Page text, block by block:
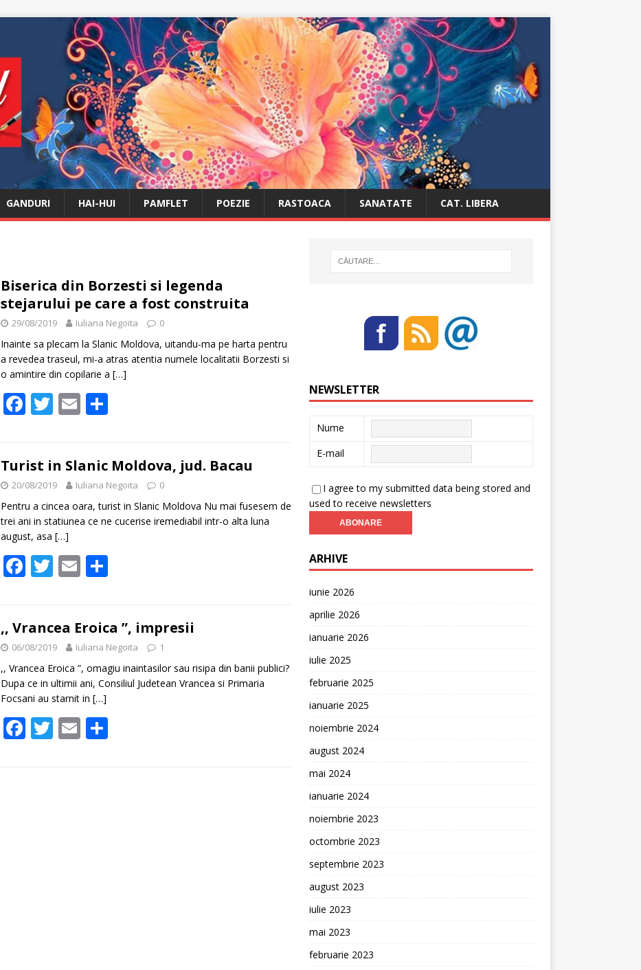
GANDURI HAI-HUI PAMFLET POEZIE RASTOACA SANATATE CAT. LIBERA
Biserica din Borzesti si legenda
stejarului pe care a fost construita
29/08/2019 Iuliana Negoita 0
Inainte sa plecam la Slanic Moldova, uitandu-ma pe harta pentru
a revedea traseul, mi-a atras atentia numele localitatii Borzesti si
o amintire din copilarie a […]
F
ac
b
o
o
k
T
w
er
E
m
l je
az
ă
Turist in Slanic Moldova, jud. Bacau
20/08/2019 Iuliana Negoita 0
Pentru a cincea oara, turist in Slanic Moldova Nu mai fusesem de
trei ani in statiunea ce ne cucerise iremediabil intr-o alta luna
august, asa […]
F
ac
b
o
o
k
T
w
er
E
m
l je
az
ă
,, Vrancea Eroica ”, impresii
06/08/2019 Iuliana Negoita 1
,, Vrancea Eroica ”, omagiu inaintasilor sau risipa din banii publici?
Dupa ce in ultimii ani, Consiliul Judetean Vrancea si Primaria
Focsani au starnit in […]
F
ac
T
w
E
m
NEWSLETTER
Nume
E-mail
I agree to my submitted data being stored and
used to receive newsletters
ARHIVE
iunie 2026
aprilie 2026
ianuarie 2026
iulie 2025
februarie 2025
ianuarie 2025
noiembrie 2024
august 2024
mai 2024
ianuarie 2024
noiembrie 2023
octombrie 2023
septembrie 2023
august 2023
iulie 2023
mai 2023
februarie 2023